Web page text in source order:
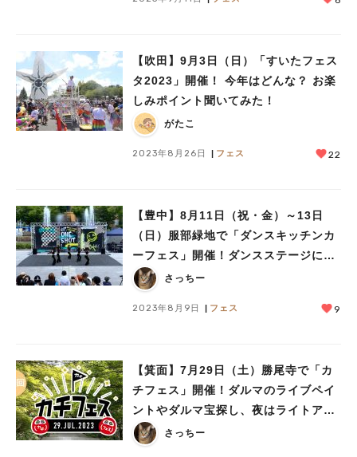
【吹田】9月3日（日）「すいたフェス
タ2023」開催！ 今年はどんな？ お楽
しみポイント聞いてみた！
がたこ
2023年8月26日 フェス 22
【豊中】8月11日（祝・金）～13日
（日）服部緑地で「ダンスキッチンカ
ーフェス」開催！ダンスステージにグ
ルメ、盆踊りで盛り上がろう
さっちー
2023年8月9日 フェス 9
【箕面】7月29日（土）勝尾寺で「カ
チフェス」開催！ダルマのライブペイ
ントやダルマ宝探し、夜はライトアッ
プも楽しもう
さっちー